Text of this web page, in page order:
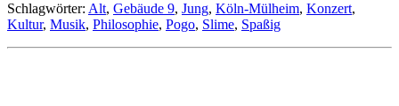
Schlagwörter: Alt, Gebäude 9, Jung, Köln-Mülheim, Konzert,
Kultur, Musik, Philosophie, Pogo, Slime, Spaßig